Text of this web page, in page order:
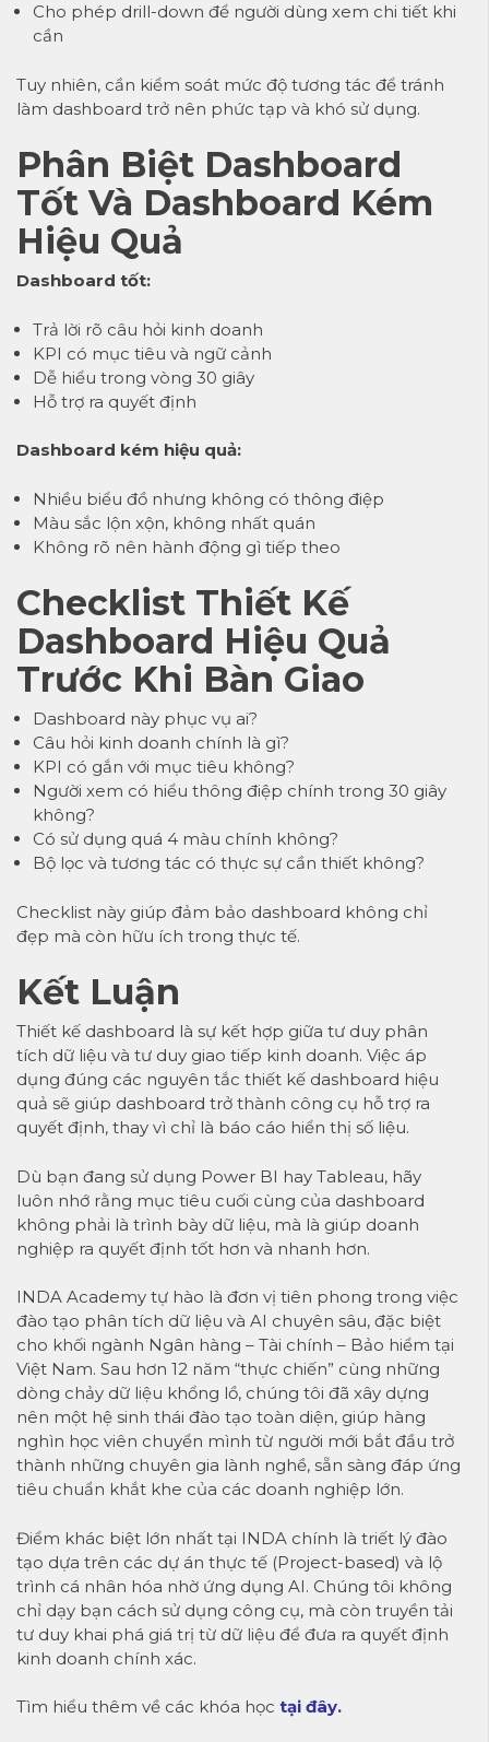
Cho phép drill-down để người dùng xem chi tiết khi
cần
Tuy nhiên, cần kiểm soát mức độ tương tác để tránh
làm dashboard trở nên phức tạp và khó sử dụng.
Phân Biệt Dashboard
Tốt Và Dashboard Kém
Hiệu Quả
Dashboard tốt:
Trả lời rõ câu hỏi kinh doanh
KPI có mục tiêu và ngữ cảnh
Dễ hiểu trong vòng 30 giây
Hỗ trợ ra quyết định
Dashboard kém hiệu quả:
Nhiều biểu đồ nhưng không có thông điệp
Màu sắc lộn xộn, không nhất quán
Không rõ nên hành động gì tiếp theo
Checklist Thiết Kế
Dashboard Hiệu Quả
Trước Khi Bàn Giao
Dashboard này phục vụ ai?
Câu hỏi kinh doanh chính là gì?
KPI có gắn với mục tiêu không?
Người xem có hiểu thông điệp chính trong 30 giây
không?
Có sử dụng quá 4 màu chính không?
Bộ lọc và tương tác có thực sự cần thiết không?
Checklist này giúp đảm bảo dashboard không chỉ
đẹp mà còn hữu ích trong thực tế.
Kết Luận
Thiết kế dashboard là sự kết hợp giữa tư duy phân
tích dữ liệu và tư duy giao tiếp kinh doanh. Việc áp
dụng đúng các nguyên tắc thiết kế dashboard hiệu
quả sẽ giúp dashboard trở thành công cụ hỗ trợ ra
quyết định, thay vì chỉ là báo cáo hiển thị số liệu.
Dù bạn đang sử dụng Power BI hay Tableau, hãy
luôn nhớ rằng mục tiêu cuối cùng của dashboard
không phải là trình bày dữ liệu, mà là giúp doanh
nghiệp ra quyết định tốt hơn và nhanh hơn.
INDA Academy tự hào là đơn vị tiên phong trong việc
đào tạo phân tích dữ liệu và AI chuyên sâu, đặc biệt
cho khối ngành Ngân hàng – Tài chính – Bảo hiểm tại
Việt Nam. Sau hơn 12 năm “thực chiến” cùng những
dòng chảy dữ liệu khổng lồ, chúng tôi đã xây dựng
nên một hệ sinh thái đào tạo toàn diện, giúp hàng
nghìn học viên chuyển mình từ người mới bắt đầu trở
thành những chuyên gia lành nghề, sẵn sàng đáp ứng
tiêu chuẩn khắt khe của các doanh nghiệp lớn.
Điểm khác biệt lớn nhất tại INDA chính là triết lý đào
tạo dựa trên các dự án thực tế (Project-based) và lộ
trình cá nhân hóa nhờ ứng dụng AI. Chúng tôi không
chỉ dạy bạn cách sử dụng công cụ, mà còn truyền tải
tư duy khai phá giá trị từ dữ liệu để đưa ra quyết định
kinh doanh chính xác.
Tìm hiểu thêm về các khóa học tại đây.